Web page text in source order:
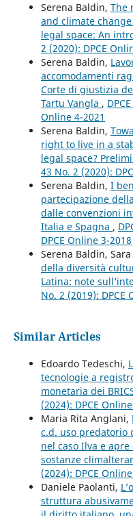
Serena Baldin, The
and climate
legal space: An
2 (2020): DPCE
Serena Baldin,
accomodamenti
Corte di giustizia
Tartu Vangla ,
Online 4-2021
Serena Baldin,
right to live in a
legal space?
43 No. 2 (2020):
Serena Baldin, I
partecipazione
dalle convenzioni
Italia e Spagna ,
DPCE Online 3-2018
Serena Baldin, Sara
della diversità
Latina: note
No. 2 (2019): DPCE
Similar Articles
Edoardo Tedeschi,
tecnologie a
monetaria dei
(2024): DPCE
Maria Rita Anglani,
c.d. uso predatorio
nel caso Ilva e
sostanze
(2024): DPCE
Daniele Paolanti,
struttura